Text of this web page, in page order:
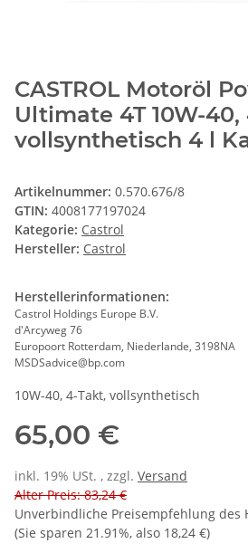
CASTROL Motoröl
Ultimate 4T 10W-40,
vollsynthetisch 4 l
Artikelnummer: 0.570.676/8
GTIN: 4008177197024
Kategorie: Castrol
Hersteller: Castrol
Herstellerinformationen:
Castrol Holdings Europe B.V.
d'Arcyweg 76
Europoort Rotterdam, Niederlande, 3198NA
MSDSadvice@bp.com
10W-40, 4-Takt, vollsynthetisch
65,00 €
inkl. 19% USt. , zzgl. Versand
Alter Preis: 83,24 €
Unverbindliche Preisempfehlung des
(Sie sparen 21.91%, also 18,24 €)